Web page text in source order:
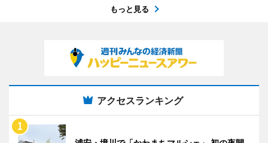
もっと見る
アクセスランキング